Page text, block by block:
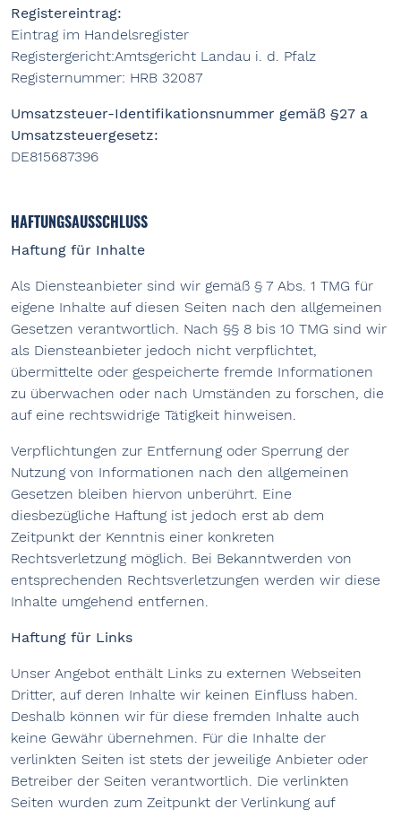
Registereintrag:
Eintrag im Handelsregister
Registergericht:Amtsgericht Landau i. d. Pfalz
Registernummer: HRB 32087
Umsatzsteuer-Identifikationsnummer gemäß §27 a
Umsatzsteuergesetz:
DE815687396
HAFTUNGSAUSSCHLUSS
Haftung für Inhalte
Als Diensteanbieter sind wir gemäß § 7 Abs. 1 TMG für
eigene Inhalte auf diesen Seiten nach den allgemeinen
Gesetzen verantwortlich. Nach §§ 8 bis 10 TMG sind wir
als Diensteanbieter jedoch nicht verpflichtet,
übermittelte oder gespeicherte fremde Informationen
zu überwachen oder nach Umständen zu forschen, die
auf eine rechtswidrige Tätigkeit hinweisen.
Verpflichtungen zur Entfernung oder Sperrung der
Nutzung von Informationen nach den allgemeinen
Gesetzen bleiben hiervon unberührt. Eine
diesbezügliche Haftung ist jedoch erst ab dem
Zeitpunkt der Kenntnis einer konkreten
Rechtsverletzung möglich. Bei Bekanntwerden von
entsprechenden Rechtsverletzungen werden wir diese
Inhalte umgehend entfernen.
Haftung für Links
Unser Angebot enthält Links zu externen Webseiten
Dritter, auf deren Inhalte wir keinen Einfluss haben.
Deshalb können wir für diese fremden Inhalte auch
keine Gewähr übernehmen. Für die Inhalte der
verlinkten Seiten ist stets der jeweilige Anbieter oder
Betreiber der Seiten verantwortlich. Die verlinkten
Seiten wurden zum Zeitpunkt der Verlinkung auf